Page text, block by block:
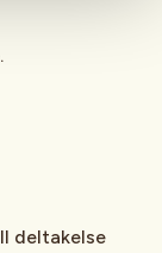
deltakelse